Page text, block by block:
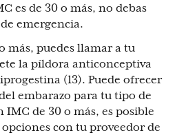
es de 30 o más, no debas
emergencia.
más, puedes llamar a tu
la píldora anticonceptiva
(13). Puede ofrecer
embarazo para tu tipo de
IMC de 30 o más, es posible
con tu proveedor de